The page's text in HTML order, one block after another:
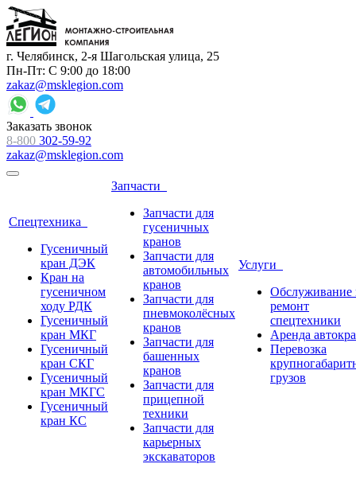
г. Челябинск, 2-я Шагольская улица, 25
Пн-Пт: С 9:00 до 18:00
zakaz@msklegion.com
Заказать звонок
8-800 302-59-92
zakaz@msklegion.com
Спецтехника
Гусеничный
кран ДЭК
Кран на
гусеничном
ходу РДК
Гусеничный
кран МКГ
Гусеничный
кран СКГ
Гусеничный
кран МКГС
Гусеничный
кран КС
Запчасти
Запчасти для
гусеничных
кранов
Запчасти для
автомобильных
кранов
Запчасти для
пневмоколёсных
кранов
Запчасти для
башенных
кранов
Запчасти для
прицепной
техники
Запчасти для
карьерных
экскаваторов
Услуги
Обслуживание
ремонт
спецтехники
Аренда
Перевозка
грузов